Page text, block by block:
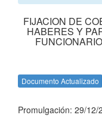
FIJACION DE
HABERES Y
Documento Actualizado
Promulgación: 29/12/